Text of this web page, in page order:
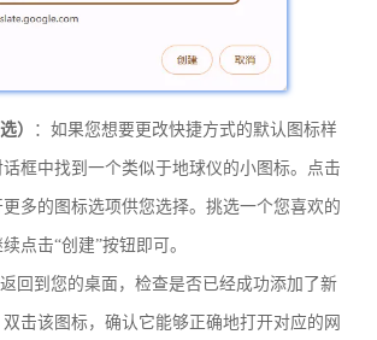
） ：如果您想要更改快捷方式的默认图标样
框中找到一个类似于地球仪的小图标。点击
多的图标选项供您选择。挑选一个您喜欢的
点击“创建”按钮即可。
回到您的桌面，检查是否已经成功添加了新
击该图标，确认它能够正确地打开对应的网